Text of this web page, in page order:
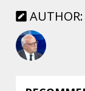
AUTHOR: